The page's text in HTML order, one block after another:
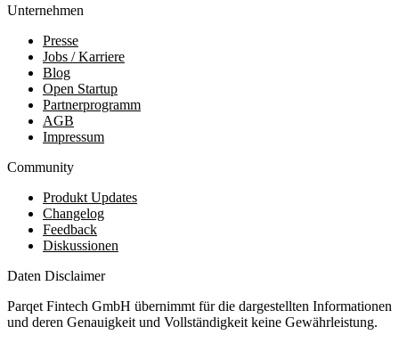
Unternehmen
Presse
Jobs / Karriere
Blog
Open Startup
Partnerprogramm
AGB
Impressum
Community
Produkt Updates
Changelog
Feedback
Diskussionen
Daten Disclaimer
Parqet Fintech GmbH übernimmt für die dargestellten Informationen
und deren Genauigkeit und Vollständigkeit keine Gewährleistung.